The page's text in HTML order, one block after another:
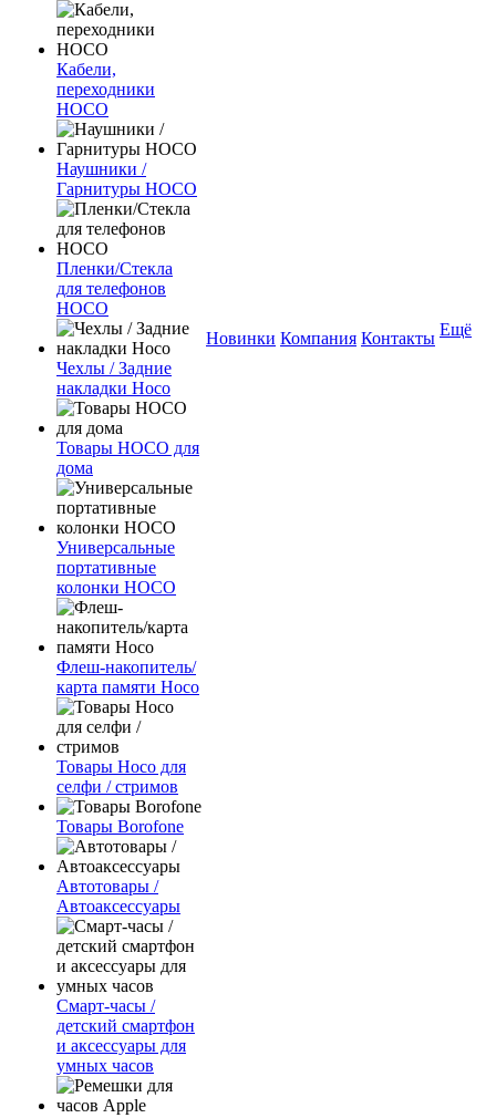
Кабели,
переходники
HOCO
Наушники /
Гарнитуры HOCO
Пленки/Стекла
для телефонов
HOCO
Чехлы / Задние
накладки Hoco
Товары HOCO для
дома
Универсальные
портативные
колонки HOCO
Флеш-накопитель/
карта памяти Hoco
Товары Hoco для
селфи / стримов
Товары Borofone
Автотовары /
Автоаксессуары
Смарт-часы /
детский смартфон
и аксессуары для
умных часов
Новинки Компания Контакты Ещё